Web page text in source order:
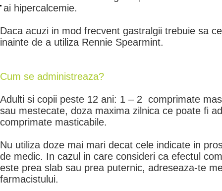
ai hipercalcemie.
Daca acuzi in mod frecvent gastralgii trebuie sa
inainte de a utiliza Rennie Spearmint.
Cum se administreaza?
Adulti si copii peste 12 ani: 1 – 2 comprimate
sau mestecate, doza maxima zilnica ce poate fi
comprimate masticabile.
Nu utiliza doze mai mari decat cele indicate in
de medic. In cazul in care consideri ca efectul
este prea slab sau prea puternic, adreseaza-te
farmacistului.